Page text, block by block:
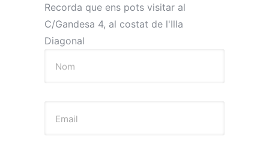
Recorda que ens pots visitar al
C/Gandesa 4, al costat de l'Illa
Diagonal
Nom
Email